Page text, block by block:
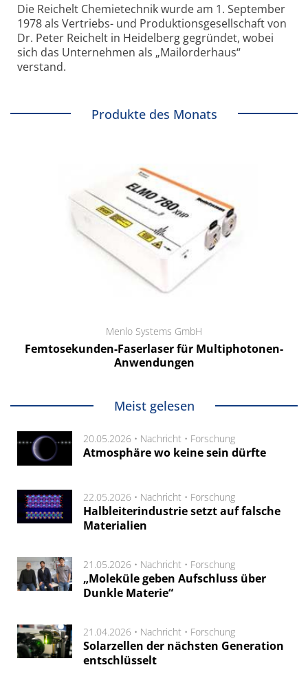
Die Reichelt Chemietechnik wurde am 1. September
1978 als Vertriebs- und Produktionsgesellschaft von
Dr. Peter Reichelt in Heidelberg gegründet, wobei
sich das Unternehmen als „Mailorderhaus“
verstand.
Produkte des Monats
Menlo Systems GmbH
Femtosekunden-Faserlaser für Multiphotonen-
Anwendungen
Meist gelesen
20.05.2026 • Nachricht • Forschung
Atmosphäre wo keine sein dürfte
22.05.2026 • Nachricht • Forschung
Halbleiterindustrie setzt auf falsche
Materialien
21.05.2026 • Nachricht • Forschung
„Moleküle geben Aufschluss über
Dunkle Materie“
21.04.2026 • Nachricht • Forschung
Solarzellen der nächsten Generation
entschlüsselt